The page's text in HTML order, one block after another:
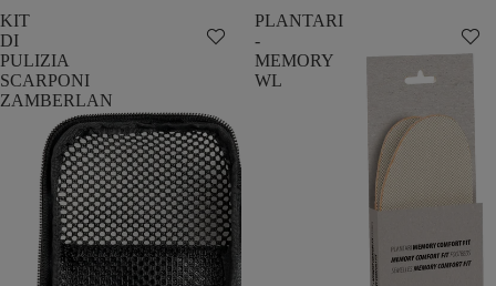
KIT
DI
PULIZIA
SCARPONI
ZAMBERLAN
PLANTARI
-
MEMORY
WL